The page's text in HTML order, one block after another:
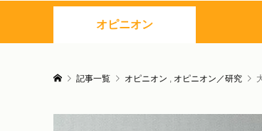
オピニオン
記事一覧 オピニオン , オピニオン／研究